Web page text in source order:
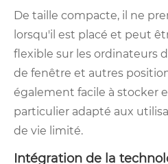
De taille compacte, il ne
lorsqu'il est placé et peut
flexible sur les ordinateurs
de fenêtre et autres
également facile à stocker
particulier adapté aux
de vie limité.
Intégration de la